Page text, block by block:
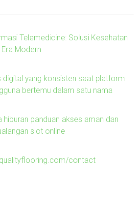
Telemedicine: Solusi Kesehatan
Modern
digital yang konsisten saat platform
bertemu dalam satu nama
hiburan panduan akses aman dan
slot online
contact